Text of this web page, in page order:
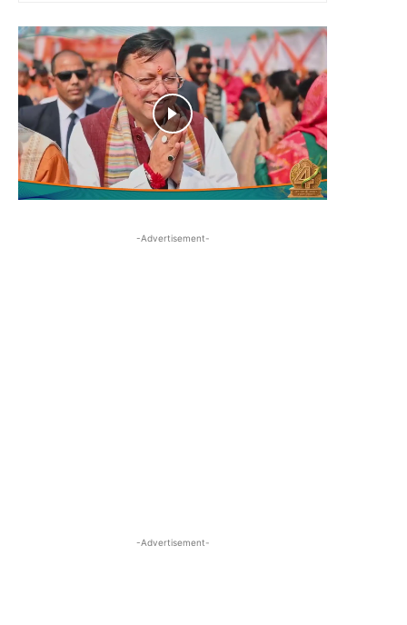
-Advertisement-
-Advertisement-